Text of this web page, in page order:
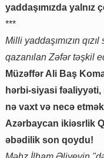
yaddaşımızda yalnız
***
Milli yaddaşımızın
qazanılan Zəfər təşkil
Müzəffər Ali Baş
hərbi-siyasi
nə vaxt və necə
Azərbaycan ikiəsrlik
əbədilik son qoydu!